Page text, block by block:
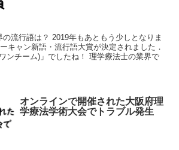
流行語は？ 2019年もあともう少しとなりま
キャン新語・流行語大賞が決定されました．
ンチーム)」でしたね！ 理学療法士の業界で
オンラインで開催された大阪府理
学療法学術大会でトラブル発生